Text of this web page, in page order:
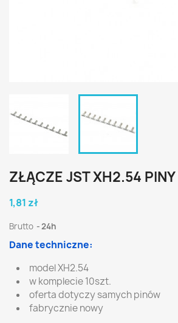
ZŁĄCZE JST XH2.54 PINY
1,81 zł
Brutto 24h
Dane techniczne:
model XH2.54
w komplecie 10szt.
oferta dotyczy samych pinów
fabrycznie nowy